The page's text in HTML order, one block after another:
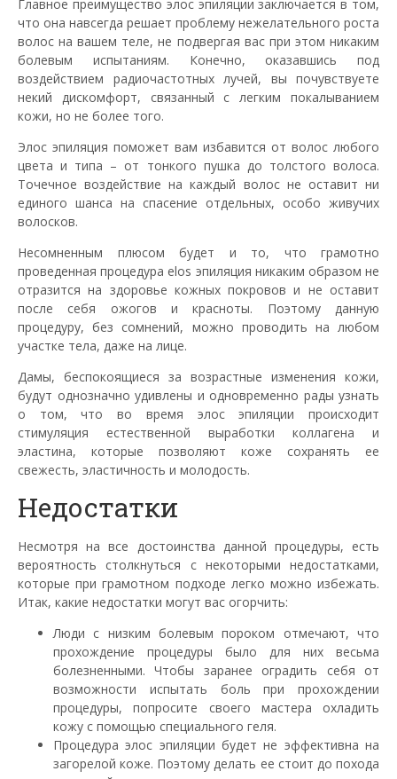
Главное преимущество элосэпиляции заключается в том,
что она навсегда решает проблему нежелательного роста
волос на вашем теле, не подвергая вас при этом никаким
болевым испытаниям. Конечно, оказавшись под
воздействием радиочастотных лучей, вы почувствуете
некий дискомфорт, связанный с легким покалыванием
кожи, но не более того.
Элос эпиляция поможет вам избавится от волос любого
цвета и типа – от тонкого пушка до толстого волоса.
Точечное воздействие на каждый волос не оставит ни
единого шанса на спасение отдельных, особо живучих
волосков.
Несомненным плюсом будет и то, что грамотно
проведенная процедура elos эпиляция никаким образом не
отразится на здоровье кожных покровов и не оставит
после себя ожогов и красноты. Поэтому данную
процедуру, без сомнений, можно проводить на любом
участке тела, даже на лице.
Дамы, беспокоящиеся за возрастные изменения кожи,
будут однозначно удивлены и одновременно рады узнать
о том, что во время элосэпиляции происходит
стимуляция естественной выработки коллагена и
эластина, которые позволяют коже сохранять ее
свежесть, эластичность и молодость.
Недостатки
Несмотря на все достоинства данной процедуры, есть
вероятность столкнуться с некоторыми недостатками,
которые при грамотном подходе легко можно избежать.
Итак, какие недостатки могут вас огорчить:
Люди с низким болевым пороком отмечают, что
прохождение процедуры было для них весьма
болезненными. Чтобы заранее оградить себя от
возможности испытать боль при прохождении
процедуры, попросите своего мастера охладить
кожу с помощью специального геля.
Процедураэлос эпиляции будет не эффективна на
загорелой коже. Поэтому делать ее стоит до похода